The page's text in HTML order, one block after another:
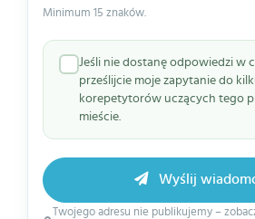
Minimum 15 znaków.
Jeśli nie dostanę odpowiedzi w
prześlijcie moje zapytanie do
korepetytorów uczących tego
mieście.
Twojego adresu nie publikujemy –
Wyślij